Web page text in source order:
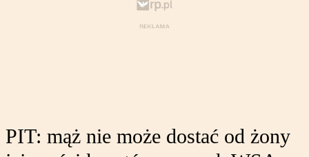
PIT: mąż nie może dostać od żony